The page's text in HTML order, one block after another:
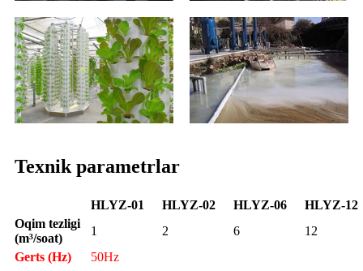
Texnik parametrlar
HLYZ-01 HLYZ-02 HLYZ-06
HLYZ-12
Oqim tezligi
(m³/soat)
1 2 6
12
Gerts (Hz)
50Hz